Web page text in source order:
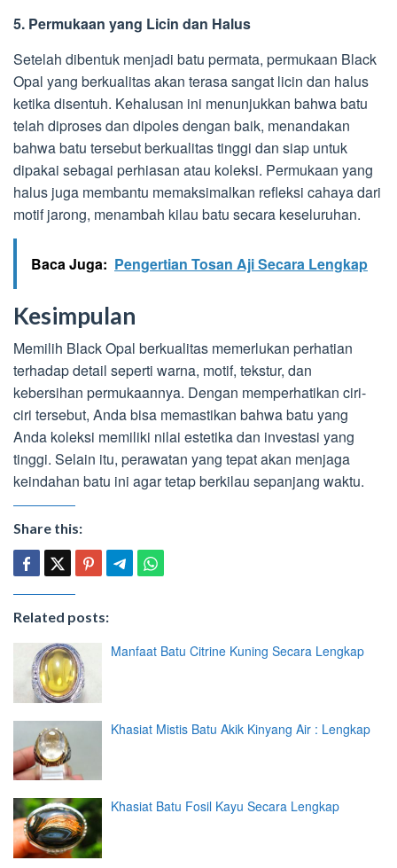
5. Permukaan yang Licin dan Halus
Setelah dibentuk menjadi batu permata, permukaan Black
Opal yang berkualitas akan terasa sangat licin dan halus
ketika disentuh. Kehalusan ini menunjukkan bahwa batu
telah diproses dan dipoles dengan baik, menandakan
bahwa batu tersebut berkualitas tinggi dan siap untuk
dipakai sebagai perhiasan atau koleksi. Permukaan yang
halus juga membantu memaksimalkan refleksi cahaya dari
motif jarong, menambah kilau batu secara keseluruhan.
Baca Juga: Pengertian Tosan Aji Secara Lengkap
Kesimpulan
Memilih Black Opal berkualitas memerlukan perhatian
terhadap detail seperti warna, motif, tekstur, dan
kebersihan permukaannya. Dengan memperhatikan ciri-
ciri tersebut, Anda bisa memastikan bahwa batu yang
Anda koleksi memiliki nilai estetika dan investasi yang
tinggi. Selain itu, perawatan yang tepat akan menjaga
keindahan batu ini agar tetap berkilau sepanjang waktu.
Share this:
Related posts:
Manfaat Batu Citrine Kuning Secara Lengkap
Khasiat Mistis Batu Akik Kinyang Air : Lengkap
Khasiat Batu Fosil Kayu Secara Lengkap